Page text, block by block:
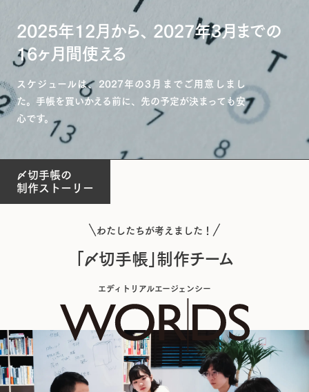
2025年12月から、 2027年3月までの
16ヶ月間使える
スケジュールは、2027年の3月までご用意しまし
た。手帳を買いかえる前に、先の予定が決まっても安
心です。
〆切手帳の
制作ストーリー
わたしたちが考えました！
「〆切手帳」制作チーム
エディトリアルエージェンシー